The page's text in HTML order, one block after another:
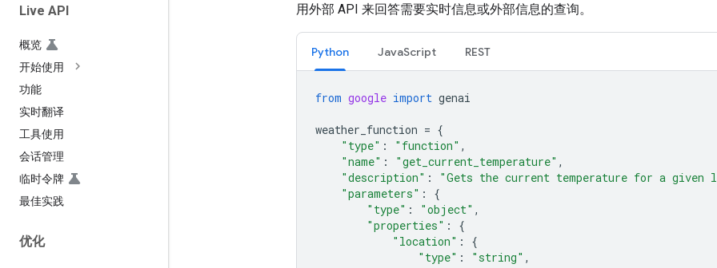
Live API
概览
开始使用
功能
实时翻译
工具使用
会话管理
临时令牌
最佳实践
优化
用外部 API 来回答需要实时信息或外部信息的查询。
Python JavaScript REST
from google import genai
weather_function = {
"type" : "function" ,
"name" : "get_current_temperature" ,
"description" : "Gets the current temperature for a given
"parameters" :
{
"type" : "object" ,
"properties" :
{
"location" :
{
"type" : "string" ,